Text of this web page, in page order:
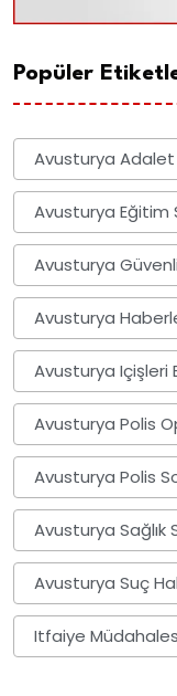
Popüler
Avusturya
Avusturya Eğitim
Avusturya
Avusturya
Avusturya Içişleri
Avusturya Polis
Avusturya Polis
Avusturya Sağlık
Avusturya Suç
Itfaiye